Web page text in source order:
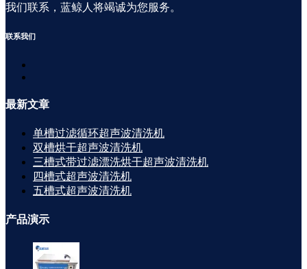
我们联系，蓝鲸人将竭诚为您服务。
联系我们
最新文章
单槽过滤循环超声波清洗机
双槽烘干超声波清洗机
三槽式带过滤漂洗烘干超声波清洗机
四槽式超声波清洗机
五槽式超声波清洗机
产品演示